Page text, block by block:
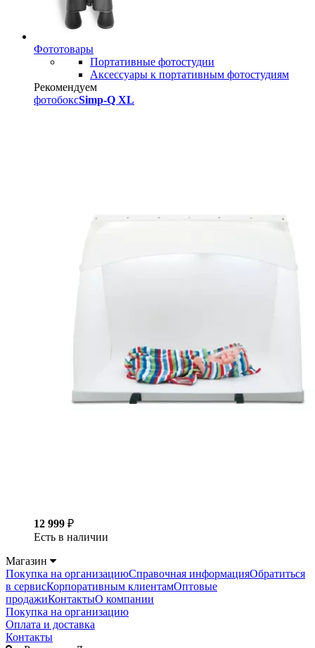
Фототовары
Портативные фотостудии
Аксессуары к портативным фотостудиям
Рекомендуем
фотобоксSimp-Q XL
12 999 ₽
Есть в наличии
Магазин
Покупка на организациюСправочная информацияОбратиться
в сервисКорпоративным клиентамОптовые
продажиКонтактыО компании
Покупка на организацию
Оплата и доставка
Контакты